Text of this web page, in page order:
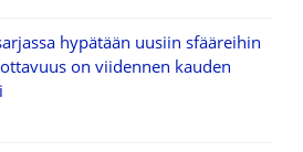
hypätään uusiin sfääreihin
on viidennen kauden